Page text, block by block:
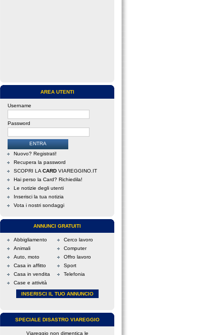
AREA UTENTI
Username
Password
Nuovo? Registrati!
Recupera la password
SCOPRI LA CARD VIAREGGINO.IT
Hai perso la Card? Richiedila!
Le notizie degli utenti
Inserisci la tua notizia
Vota i nostri sondaggi
ANNUNCI GRATUITI
Abbigliamento
Animali
Auto, moto
Casa in affitto
Casa in vendita
Case e attività
Cerco lavoro
Computer
Offro lavoro
Sport
Telefonia
INSERISCI IL TUO ANNUNCIO
SPECIALE DISASTRO VIAREGGIO
Viareggio non dimentica le